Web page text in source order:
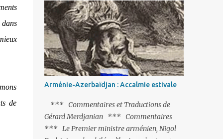
de
monde condamne le coup d’Etat mené par
une partie de l’armée et trouve normal que
les putschistes soient jugés. Mais là où le bât
blesse, c’est sur les actions menées par le
président Erdoğan, et pour certains sur la
réalisation du putsch lui-même.
Arménie-Azerbaïdjan : Accalmie estivale
*** Commentaires et Traductions de
Gérard Merdjanian *** Commentaires
*** Le Premier ministre arménien, Nigol